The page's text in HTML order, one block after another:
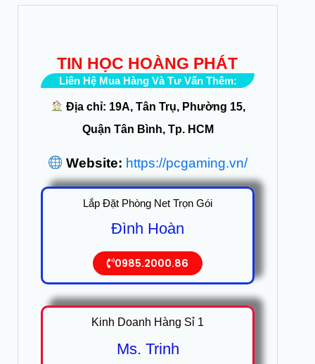
TIN HỌC HOÀNG PHÁT
Liên Hệ Mua Hàng Và Tư Vấn Thêm:
Địa chỉ: 19A, Tân Trụ, Phường 15,
Quận Tân Bình, Tp. HCM
Website: https://pcgaming.vn/
Lắp Đặt Phòng Net Trọn Gói
Đình Hoàn
0985.2000.86
Kinh Doanh Hàng Sỉ 1
Ms. Trinh